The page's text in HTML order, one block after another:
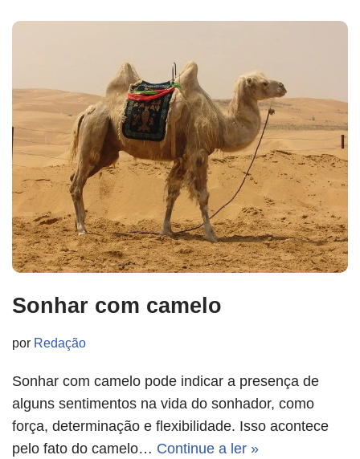
Sonhar com camelo
por Redação
Sonhar com camelo pode indicar a presença de
alguns sentimentos na vida do sonhador, como
força, determinação e flexibilidade. Isso acontece
pelo fato do camelo… Continue a ler »